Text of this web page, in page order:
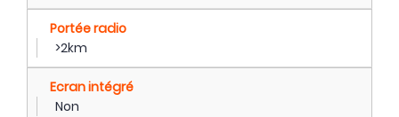
Portée radio
>2km
Ecran intégré
Non